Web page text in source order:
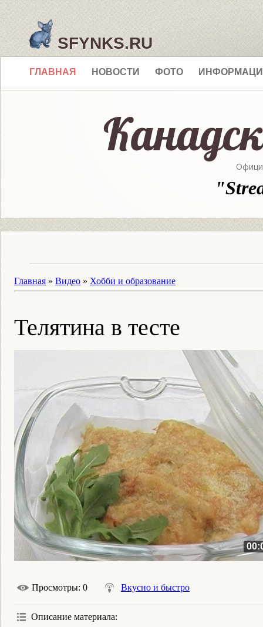
SFYNKS.RU
ГЛАВНАЯ НОВОСТИ ФОТО
Главная » Видео » Хобби и образование
Телятина в тесте
Просмотры: 0 Вкусно и быстро
Описание материала: